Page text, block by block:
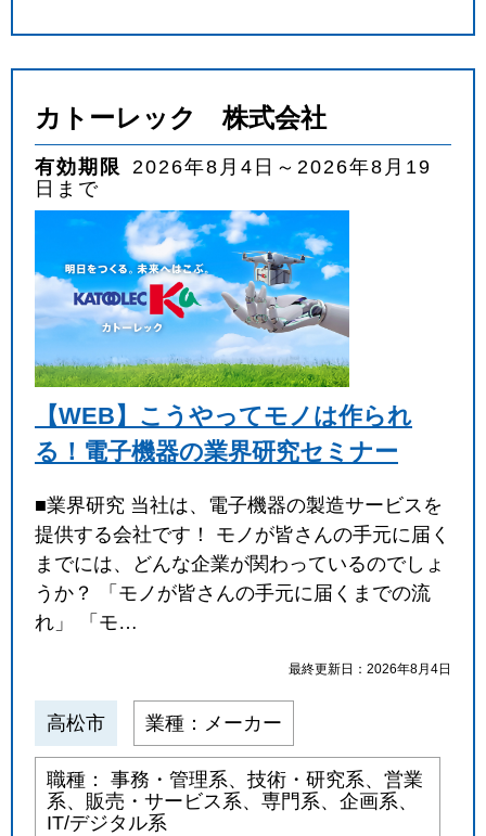
カトーレック 株式会社
有効期限 2026年8月4日～2026年8月19
日まで
【WEB】こうやってモノは作られ
る！電子機器の業界研究セミナー
■業界研究 当社は、電子機器の製造サービスを
提供する会社です！ モノが皆さんの手元に届く
までには、どんな企業が関わっているのでしょ
うか？ 「モノが皆さんの手元に届くまでの流
れ」 「モ…
最終更新日：2026年8月4日
高松市 業種：メーカー
職種： 事務・管理系、技術・研究系、営業
系、販売・サービス系、専門系、企画系、
IT/デジタル系